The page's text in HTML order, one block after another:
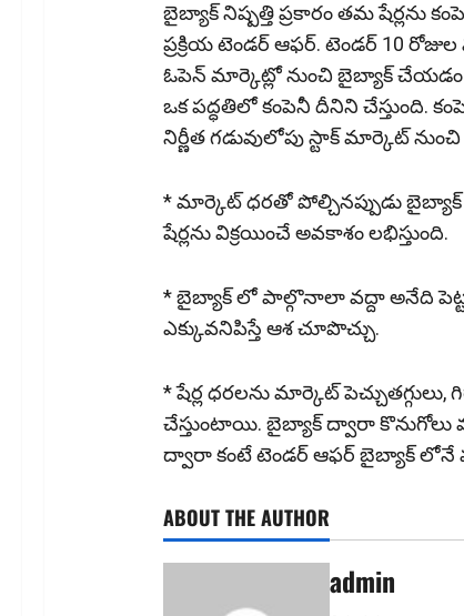
బైబ్యాక్ నిష్పత్తి ప్రకారం తమ షేర్లను
ప్ర‌క్రియ టెండ‌ర్ ఆఫ‌ర్‌. టెండర్ 10
ఓపెన్ మార్కెట్లో నుంచి బైబ్యాక్ చేయ‌డం
ఒక పద్ధ‌తిలో కంపెనీ దీనిని చేస్తుంది.
నిర్ణీత‌ గడువులోపు స్టాక్ మార్కెట్ నుంచి
* మార్కెట్ ధరతో పోల్చినప్పుడు బైబ్యాక్
షేర్లను విక్రయించే అవకాశం లభిస్తుంది.
* బైబ్యాక్ లో పాల్గొనాలా వద్దా అనేది
ఎక్కువనిపిస్తే ఆశ చూపొచ్చు.
* షేర్ల ధరలను మార్కెట్
చేస్తుంటాయి. బైబ్యాక్ ద్వారా కొనుగోలు
ద్వారా కంటే టెండర్ ఆఫర్ బైబ్యాక్ లోనే
ABOUT THE AUTHOR
admin